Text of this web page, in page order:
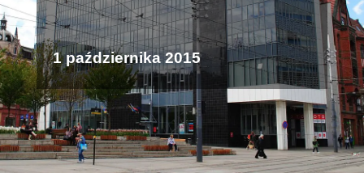
1 października 2015